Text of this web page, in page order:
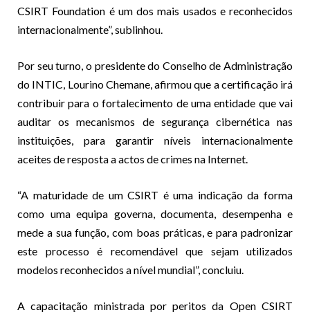
CSIRT Foundation é um dos mais usados e reconhecidos
internacionalmente”, sublinhou.
Por seu turno, o presidente do Conselho de Administração
do INTIC, Lourino Chemane, afirmou que a certificação irá
contribuir para o fortalecimento de uma entidade que vai
auditar os mecanismos de segurança cibernética nas
instituições, para garantir níveis internacionalmente
aceites de resposta a actos de crimes na Internet.
“A maturidade de um CSIRT é uma indicação da forma
como uma equipa governa, documenta, desempenha e
mede a sua função, com boas práticas, e para padronizar
este processo é recomendável que sejam utilizados
modelos reconhecidos a nível mundial”, concluiu.
A capacitação ministrada por peritos da Open CSIRT